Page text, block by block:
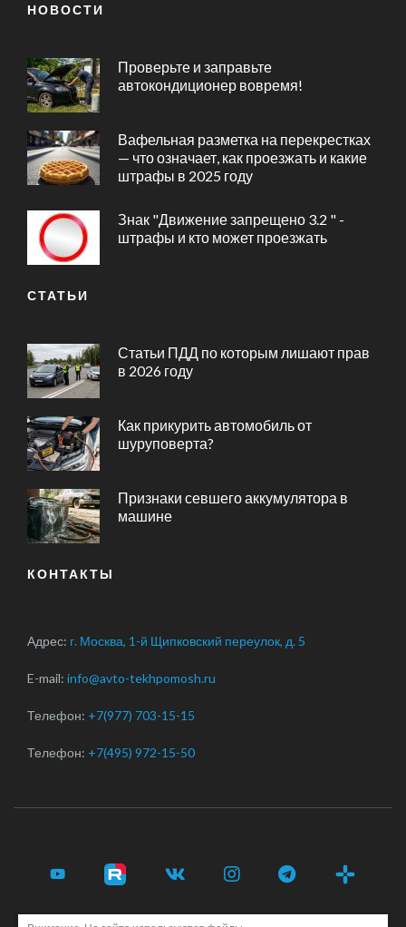
НОВОСТИ
Проверьте и заправьте
автокондиционер вовремя!
Вафельная разметка на перекрестках
— что означает, как проезжать и какие
штрафы в 2025 году
Знак "Движение запрещено 3.2 " -
штрафы и кто может проезжать
СТАТЬИ
Статьи ПДД по которым лишают прав
в 2026 году
Как прикурить автомобиль от
шуруповерта?
Признаки севшего аккумулятора в
машине
КОНТАКТЫ
Адрес: г. Москва, 1-й Щипковский переулок, д. 5
E-mail: info@avto-tekhpomosh.ru
Телефон: +7(977) 703-15-15
Телефон: +7(495) 972-15-50